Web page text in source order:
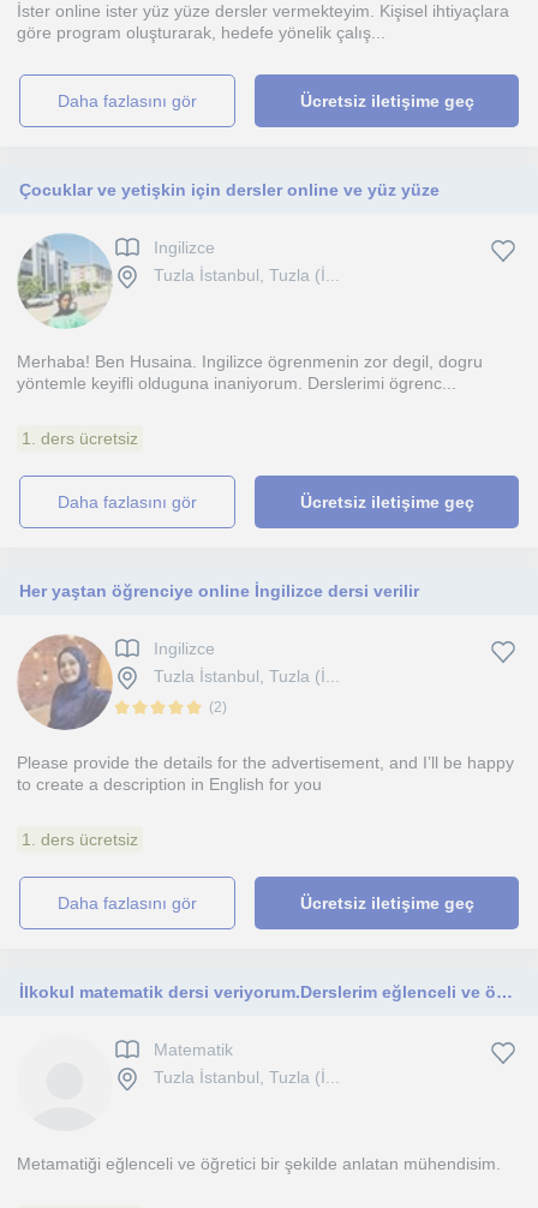
İster online ister yüz yüze dersler vermekteyim. Kişisel ihtiyaçlara
göre program oluşturarak, hedefe yönelik çalış...
daha fazlasını gör Ücretsiz iletişime geç
Çocuklar ve yetişkin için dersler online ve yüz yüze
Ingilizce
Tuzla İstanbul, Tuzla (İ...
Merhaba! Ben Husaina. Ingilizce ögrenmenin zor degil, dogru
yöntemle keyifli olduguna inaniyorum. Derslerimi ögrenc...
1. ders ücretsiz
daha fazlasını gör Ücretsiz iletişime geç
Her yaştan öğrenciye online İngilizce dersi verilir
Ingilizce
Tuzla İstanbul, Tuzla (İ...
(2)
Please provide the details for the advertisement, and I’ll be happy
to create a description in English for you
1. ders ücretsiz
daha fazlasını gör Ücretsiz iletişime geç
İlkokul matematik dersi veriyorum.Derslerim eğlenceli ve öğretici geçiyor
Matematik
Tuzla İstanbul, Tuzla (İ...
Metamatiği eğlenceli ve öğretici bir şekilde anlatan mühendisim.